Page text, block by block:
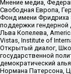
Мнение медиа,
Свободная Европа,
Фонд имени Фридриха
поддержки
Льва Копелева,
Vistas, Institute of
Открытый диалог,
государственной
демократический
Нормана Патерсона,